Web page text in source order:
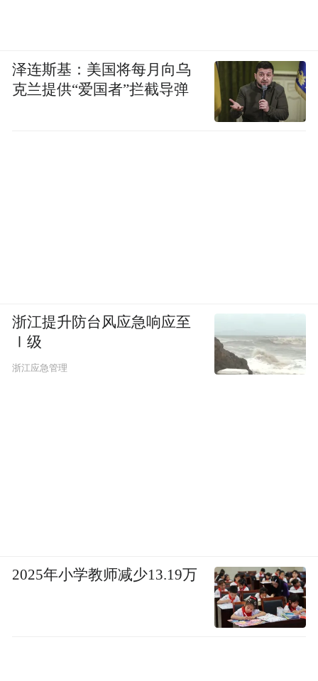
泽连斯基：美国将每月向乌
克兰提供“爱国者”拦截导弹
浙江提升防台风应急响应至
Ⅰ级
浙江应急管理
2025年小学教师减少13.19万